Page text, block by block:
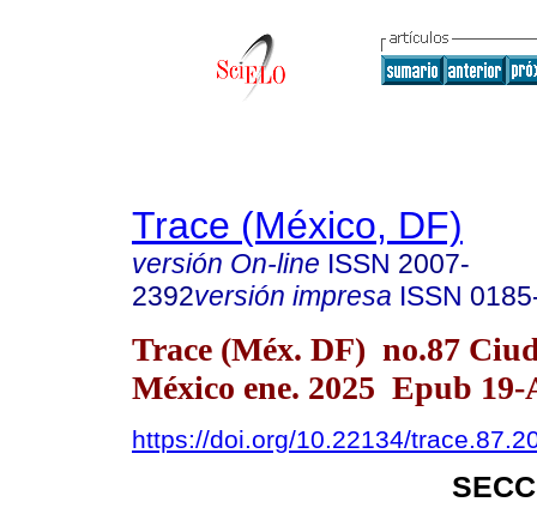
Trace (México, DF)
versión On-line ISSN 2007-
2392versión impresa ISSN
Trace (Méx. DF) no.87
México ene. 2025 Epub 19-
https://doi.org/10.22134/